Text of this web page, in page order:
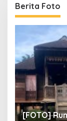
Berita Foto
[FOTO]